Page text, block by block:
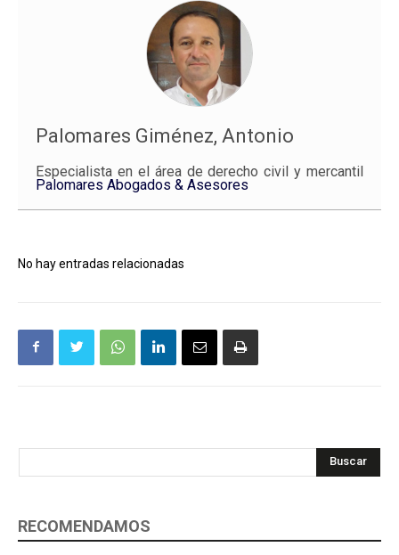
Palomares Giménez, Antonio
Especialista en el área de derecho civil y mercantil
Palomares Abogados & Asesores
No hay entradas relacionadas
Buscar
RECOMENDAMOS